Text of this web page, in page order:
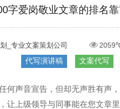
字爱岗敬业文章的排名
_专业文案策划公司
代写演讲稿 文案代写
何声音宣告，但却无声胜有声，
让上级领导与同事能在您文章